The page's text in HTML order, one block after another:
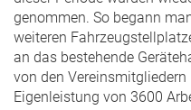
genommen. So begann
weiteren
an das bestehende
von den
Eigenleistung von 3600